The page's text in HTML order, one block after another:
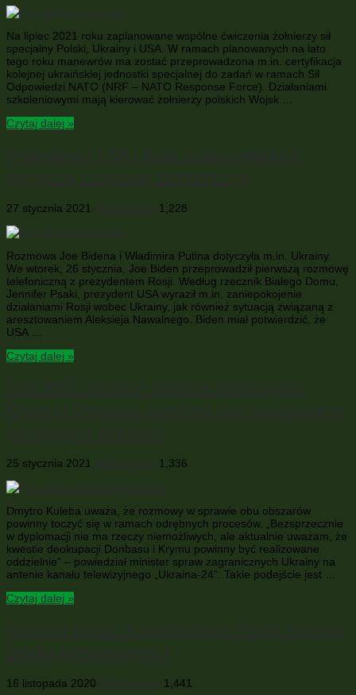
Na lipiec 2021 roku zaplanowane wspólne ćwiczenia żołnierzy sił
specjalny Polski, Ukrainy i USA. W ramach planowanych na lato
tego roku manewrów ma zostać przeprowadzona m.in. certyfikacja
kolejnej ukraińskiej jednostki specjalnej do zadań w ramach Sił
Odpowiedzi NATO (NRF – NATO Response Force). Działaniami
szkoleniowymi mają kierować żołnierzy polskich Wojsk …
Czytaj dalej »
27 stycznia 2021 1,228
Rozmowa Joe Bidena i Władimira Putina dotyczyła m.in. Ukrainy.
We wtorek, 26 stycznia, Joe Biden przeprowadził pierwszą rozmowę
telefoniczną z prezydentem Rosji. Według rzecznik Białego Domu,
Jennifer Psaki, prezydent USA wyraził m.in. zaniepokojenie
działaniami Rosji wobec Ukrainy, jak również sytuacją związaną z
aresztowaniem Aleksieja Nawalnego. Biden miał potwierdzić, że
USA …
Czytaj dalej »
25 stycznia 2021 1,336
Dmytro Kuleba uważa, że rozmowy w sprawie obu obszarów
powinny toczyć się w ramach odrębnych procesów. „Bezsprzecznie
w dyplomacji nie ma rzeczy niemożliwych, ale aktualnie uważam, że
kwestie deokupacji Donbasu i Krymu powinny być realizowane
oddzielnie” – powiedział minister spraw zagranicznych Ukrainy na
antenie kanału telewizyjnego „Ukraina-24”. Takie podejście jest …
Czytaj dalej »
16 listopada 2020 1,441